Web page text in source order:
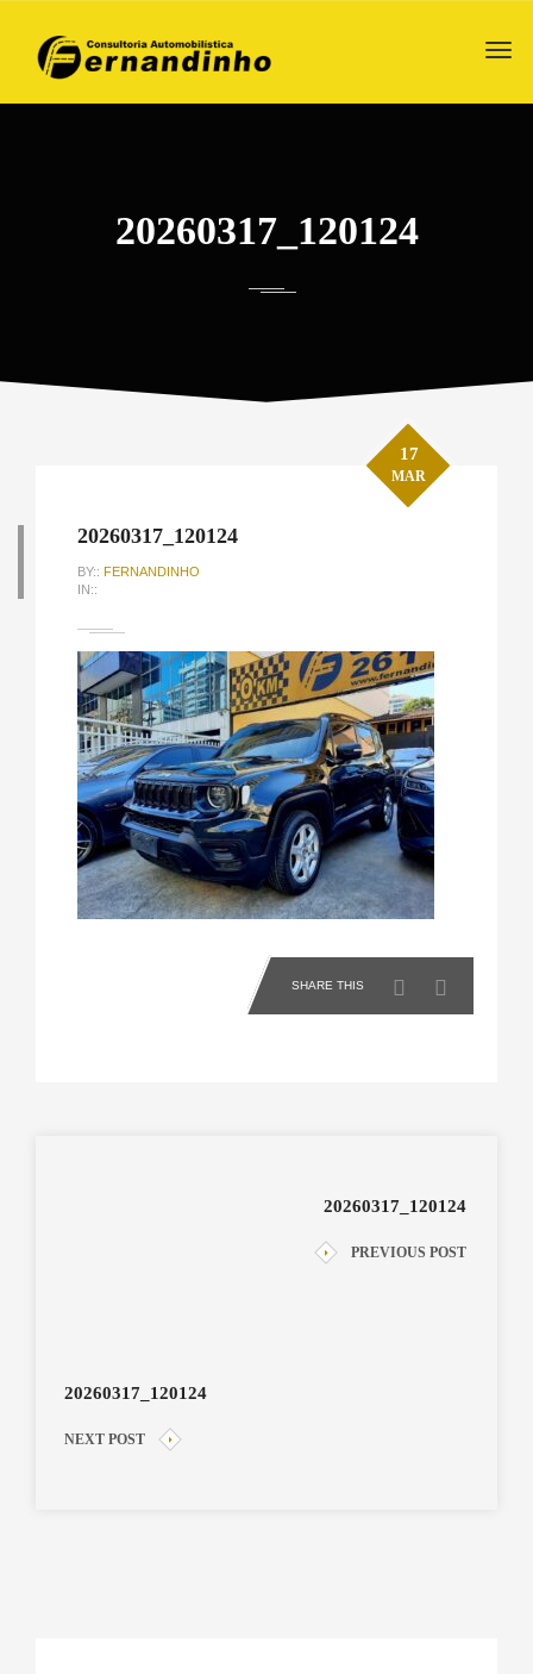
20260317_120124
20260317_120124
BY:: FERNANDINHO
IN::
17
MAR
SHARE THIS
20260317_120124
PREVIOUS POST
20260317_120124
NEXT POST